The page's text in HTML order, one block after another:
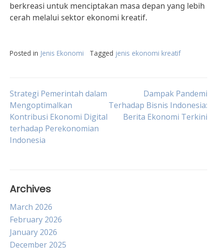
berkreasi untuk menciptakan masa depan yang lebih
cerah melalui sektor ekonomi kreatif.
Posted in Jenis Ekonomi Tagged jenis ekonomi kreatif
Post
navigation
Strategi Pemerintah dalam
Mengoptimalkan
Kontribusi Ekonomi Digital
terhadap Perekonomian
Indonesia
Dampak Pandemi
Terhadap Bisnis Indonesia:
Berita Ekonomi Terkini
Archives
March 2026
February 2026
January 2026
December 2025